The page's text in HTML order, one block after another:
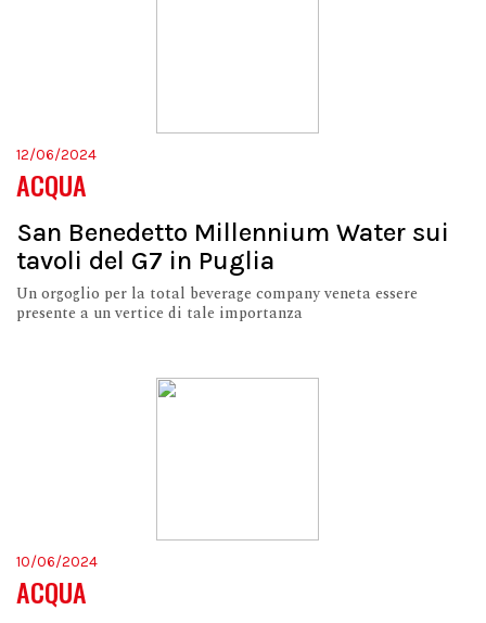
12/06/2024
ACQUA
San Benedetto Millennium Water sui
tavoli del G7 in Puglia
Un orgoglio per la total beverage company veneta essere
presente a un vertice di tale importanza
10/06/2024
ACQUA